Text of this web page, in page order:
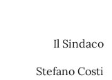
Il Sindaco
Stefano Costi